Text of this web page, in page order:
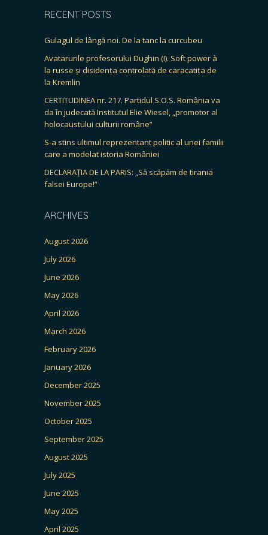
RECENT POSTS
Gulagul de lângă noi. De la tanc la curcubeu
Avatarurile profesorului Dughin (I). Soft power à
la russe și disidența controlată de caracatița de
la Kremlin
CERTITUDINEA nr. 217. Partidul S.O.S. România va
da în judecată Institutul Elie Wiesel, „promotor al
holocaustului culturii române”
S-a stins ultimul reprezentant politic al unei familii
care a modelat istoria României
DECLARAȚIA DE LA PARIS: „Să scăpăm de tirania
falsei Europe!”
ARCHIVES
August 2026
July 2026
June 2026
May 2026
April 2026
March 2026
February 2026
January 2026
December 2025
November 2025
October 2025
September 2025
August 2025
July 2025
June 2025
May 2025
April 2025